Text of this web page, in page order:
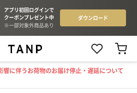
響に伴うお荷物のお届け停止・遅延について